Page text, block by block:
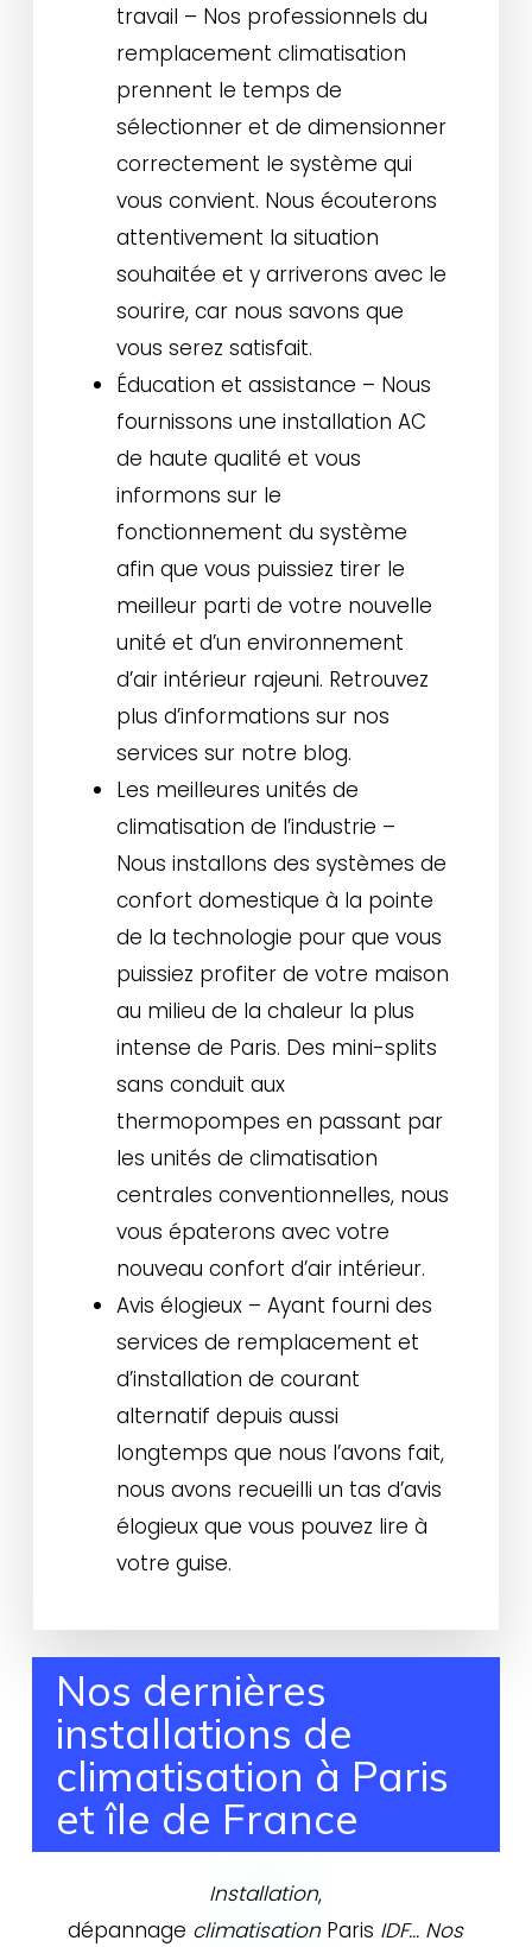
travail – Nos professionnels du
remplacement climatisation
prennent le temps de
sélectionner et de dimensionner
correctement le système qui
vous convient. Nous écouterons
attentivement la situation
souhaitée et y arriverons avec le
sourire, car nous savons que
vous serez satisfait.
Éducation et assistance – Nous
fournissons une installation AC
de haute qualité et vous
informons sur le
fonctionnement du système
afin que vous puissiez tirer le
meilleur parti de votre nouvelle
unité et d’un environnement
d’air intérieur rajeuni. Retrouvez
plus d’informations sur nos
services sur notre blog.
Les meilleures unités de
climatisation de l’industrie –
Nous installons des systèmes de
confort domestique à la pointe
de la technologie pour que vous
puissiez profiter de votre maison
au milieu de la chaleur la plus
intense de Paris. Des mini-splits
sans conduit aux
thermopompes en passant par
les unités de climatisation
centrales conventionnelles, nous
vous épaterons avec votre
nouveau confort d’air intérieur.
Avis élogieux – Ayant fourni des
services de remplacement et
d’installation de courant
alternatif depuis aussi
longtemps que nous l’avons fait,
nous avons recueilli un tas d’avis
élogieux que vous pouvez lire à
votre guise.
Nos dernières
installations de
climatisation à Paris
et île de France
Installation,
dépannage climatisation Paris IDF… Nos